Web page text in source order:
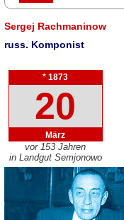
Sergej Rachmaninow
russ. Komponist
* 1873
20
März
vor 153 Jahren
in Landgut Semjonowo